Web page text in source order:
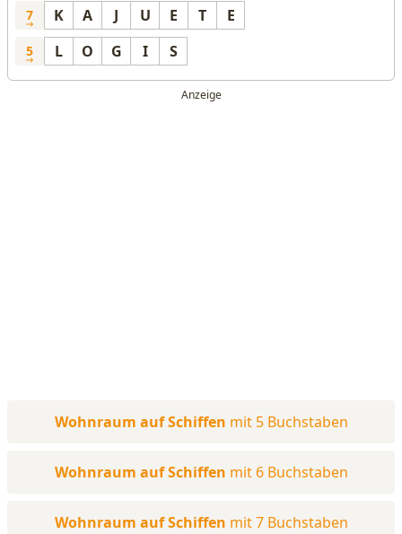
7 K A J U E T E
5 L O G I S
Wohnraum auf Schiffen mit 5 Buchstaben
Wohnraum auf Schiffen mit 6 Buchstaben
Wohnraum auf Schiffen mit 7 Buchstaben